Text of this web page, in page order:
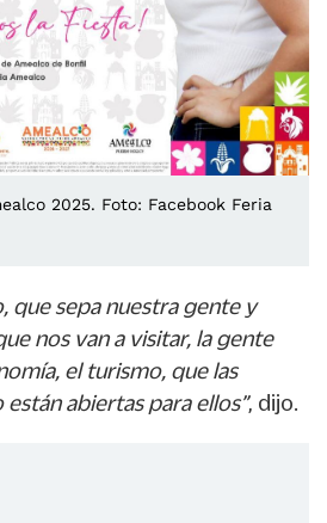
2025. Foto: Facebook Feria
que sepa nuestra gente y
nos van a visitar, la gente
el turismo, que las
abiertas para ellos”, dijo.